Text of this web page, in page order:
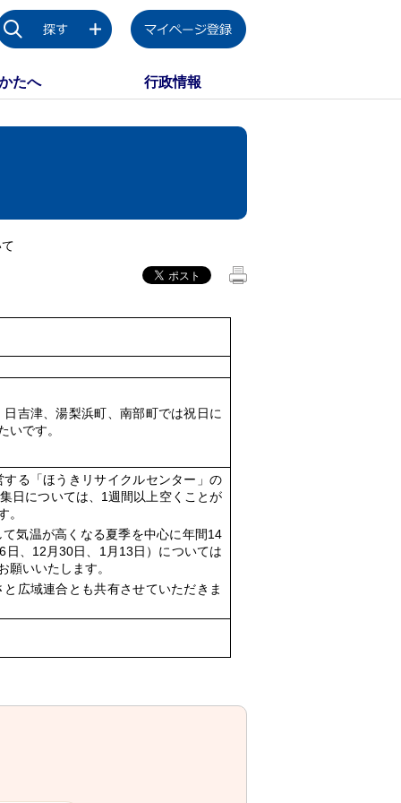
たへ 行政情報
吉津、湯梨浜町、南部町では祝日に
いです。
る「ほうきリサイクルセンター」の
日については、1週間以上空くことが
。
気温が高くなる夏季を中心に年間14
、12月30日、1月13日）については
いいたします。
広域連合とも共有させていただきま